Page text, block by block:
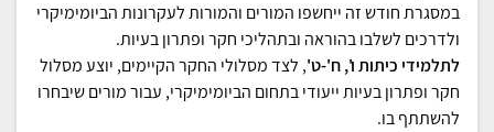
במסגרת חודש זה ייחשפו המורים והמורות לעקרונות הביומימיקרי
ולדרכים לשלבו בהוראה ובתהליכי חקר ופתרון בעיות.
לתלמידי כיתות ו', ח'-ט', לצד מסלולי החקר הקיימים, יוצע מסלול
חקר ופתרון בעיות ייעודי בתחום הביומימיקרי, עבור מורים שיבחרו
להשתתף בו.